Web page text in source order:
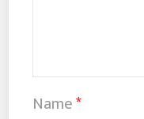
Name*